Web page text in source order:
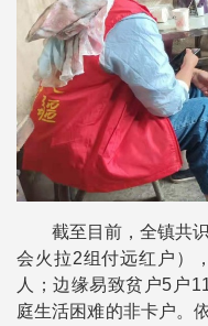
截至目前，全镇共
会火拉2组付远红户）
人；边缘易致贫户5户
庭生活困难的非卡户。